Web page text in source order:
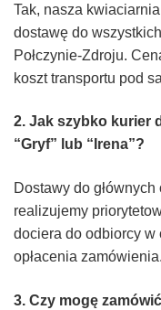
Tak, nasza
dostawę do
Połczynie-Zdroju.
koszt transportu pod
2. Jak szybko kurier
“Gryf” lub “Irena”?
Dostawy do
realizujemy
dociera do odbiorcy w
opłacenia zamówienia.
3. Czy mogę